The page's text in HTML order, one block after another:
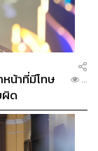
หน้าที่มีโทษ
ผิด
...